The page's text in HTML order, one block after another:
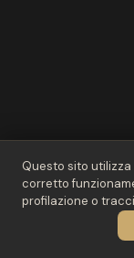
Questo sito
corretto
profilazione o